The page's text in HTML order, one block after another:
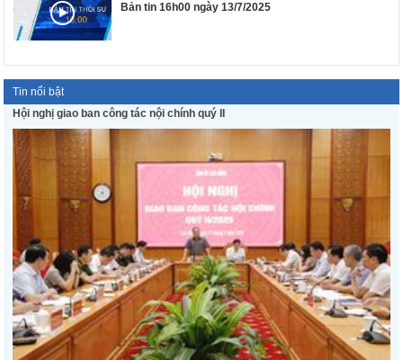
Bản tin 16h00 ngày 13/7/2025
Tin nổi bật
Hội nghị giao ban công tác nội chính quý II